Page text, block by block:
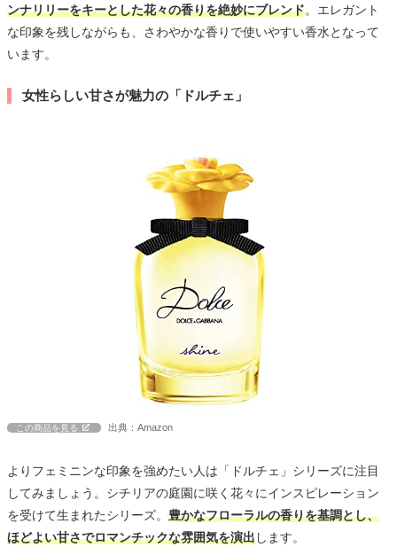
ンナリリーをキーとした花々の香りを絶妙にブレンド。エレガント
な印象を残しながらも、さわやかな香りで使いやすい香水となって
います。
女性らしい甘さが魅力の「ドルチェ」
この商品を見る 出典：Amazon
よりフェミニンな印象を強めたい人は「ドルチェ」シリーズに注目
してみましょう。シチリアの庭園に咲く花々にインスピレーション
を受けて生まれたシリーズ。 豊かなフローラルの香りを基調とし、
ほどよい甘さでロマンチックな雰囲気を演出します。